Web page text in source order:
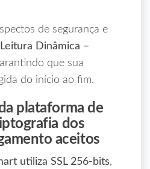
de segurança e
Dinâmica –
que sua
do início ao fim.
plataforma de
dos
aceitos
utiliza SSL 256‑bits,